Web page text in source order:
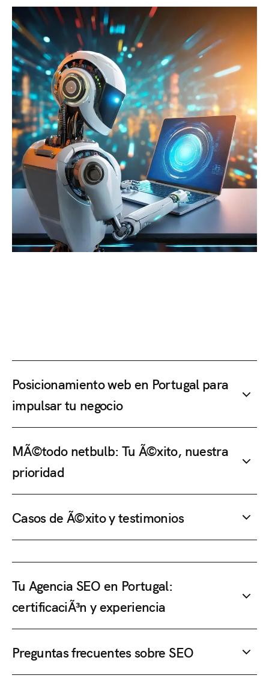
Posicionamiento web en Portugal para
impulsar tu negocio
MÃ©todo netbulb: Tu Ã©xito, nuestra
prioridad
Casos de Ã©xito y testimonios
Tu Agencia SEO en Portugal:
certificaciÃ³n y experiencia
Preguntas frecuentes sobre SEO